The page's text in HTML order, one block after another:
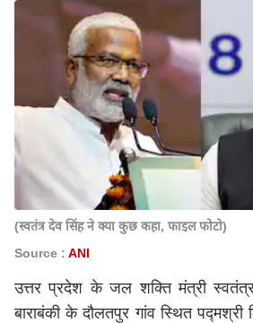
(स्वतंत्र देव सिंह ने क्या कुछ कहा, फाइल फोटो)
Source : ANI
उत्तर प्रदेश के जल शक्ति मंत्री
बाराबंकी के दौलतपुर गांव स्थित पद्मश्री